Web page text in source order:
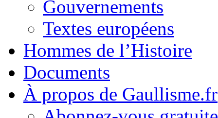
Gouvernements
Textes européens
Hommes de l’Histoire
Documents
À propos de Gaullisme.fr